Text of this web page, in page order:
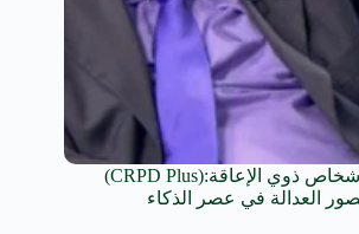
ما بعد اتفاقية حقوق الأشخاص ذوي الإعاقة:(CRPD Plus)
العدالة في عصر الذكاء